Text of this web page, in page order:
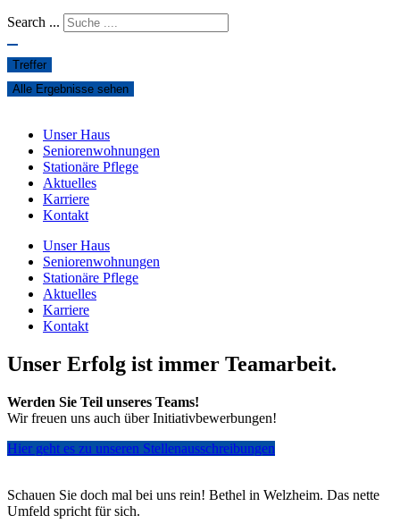
Search ...
Treffer
Alle Ergebnisse sehen
Unser Haus
Seniorenwohnungen
Stationäre Pflege
Aktuelles
Karriere
Kontakt
Unser Haus
Seniorenwohnungen
Stationäre Pflege
Aktuelles
Karriere
Kontakt
Unser Erfolg ist immer Teamarbeit.
Werden Sie Teil unseres Teams!
Wir freuen uns auch über Initiativbewerbungen!
Hier geht es zu unseren Stellenausschreibungen
Schauen Sie doch mal bei uns rein! Bethel in Welzheim. Das nette
Umfeld spricht für sich.